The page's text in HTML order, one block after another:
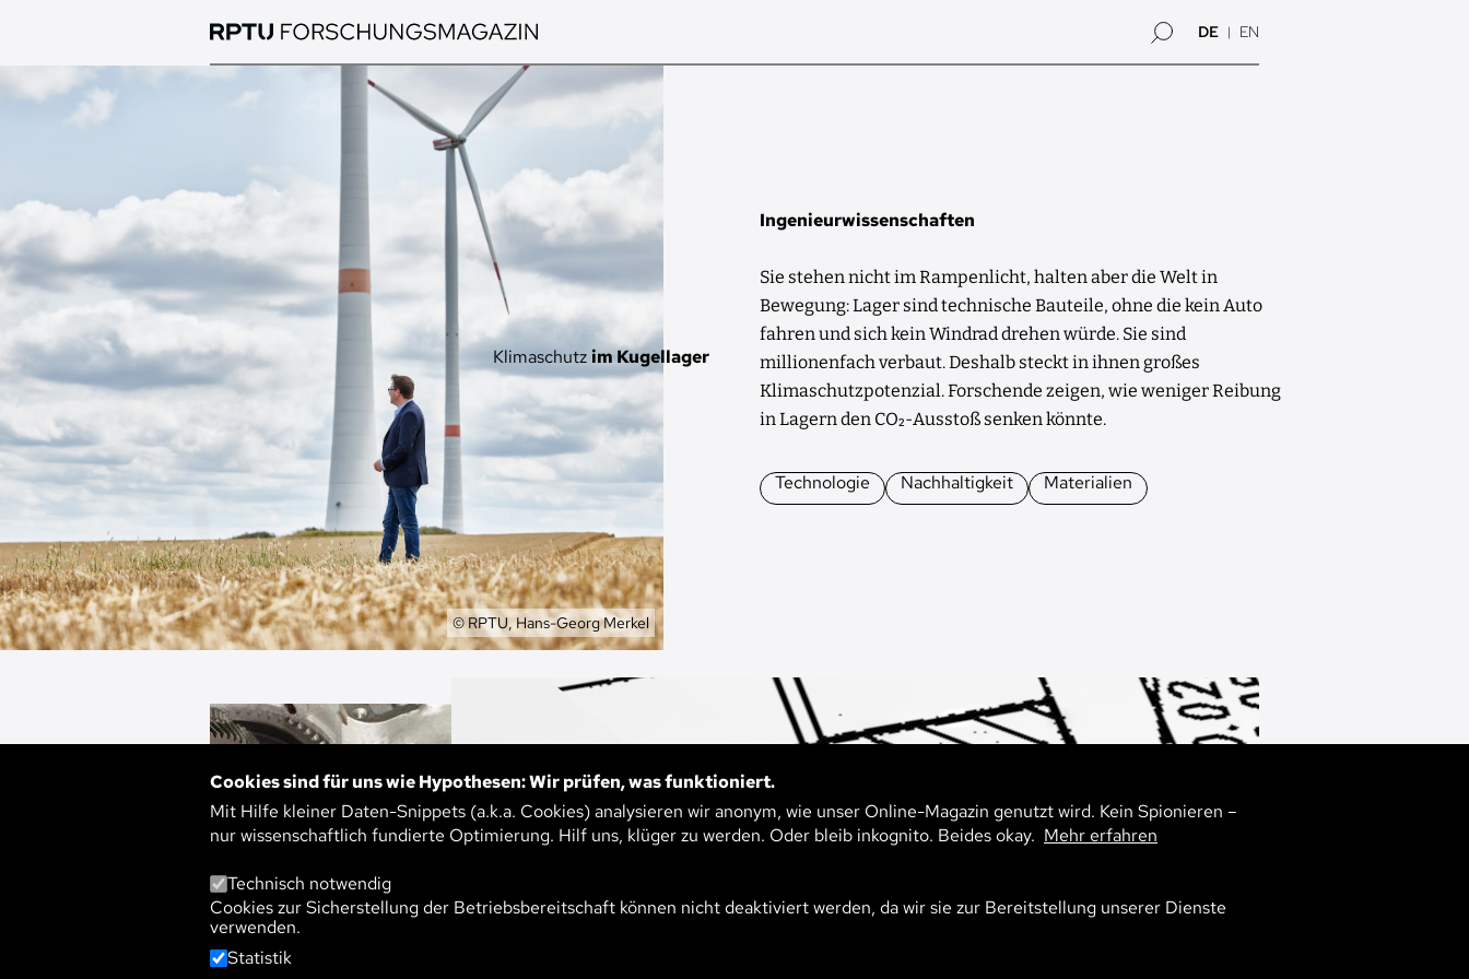
DE EN
Eigentümer
© RPTU, Hans-Georg Merkel
Klimaschutz im Kugellager
Ingenieurwissenschaften
Sie stehen nicht im Rampenlicht, halten aber die Welt in
Bewegung: Lager sind technische Bauteile, ohne die kein Auto
fahren und sich kein Windrad drehen würde. Sie sind
millionenfach verbaut. Deshalb steckt in ihnen großes
Klimaschutzpotenzial. Forschende zeigen, wie weniger Reibung
in Lagern den CO₂-Ausstoß senken könnte.
Technologie Nachhaltigkeit Materialien
Bild
Cookies sind für uns wie Hypothesen: Wir prüfen, was funktioniert.
Mit Hilfe kleiner Daten-Snippets (a.k.a. Cookies) analysieren wir anonym, wie unser Online-Magazin genutzt wird. Kein Spionieren –
nur wissenschaftlich fundierte Optimierung. Hilf uns, klüger zu werden. Oder bleib inkognito. Beides okay. Mehr erfahren
Technisch notwendig
Cookies zur Sicherstellung der Betriebsbereitschaft können nicht deaktiviert werden, da wir sie zur Bereitstellung unserer Dienste
verwenden.
Statistik